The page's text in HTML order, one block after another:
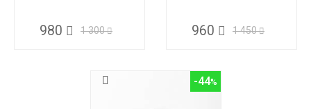
980 1 300 960 1 450
-44